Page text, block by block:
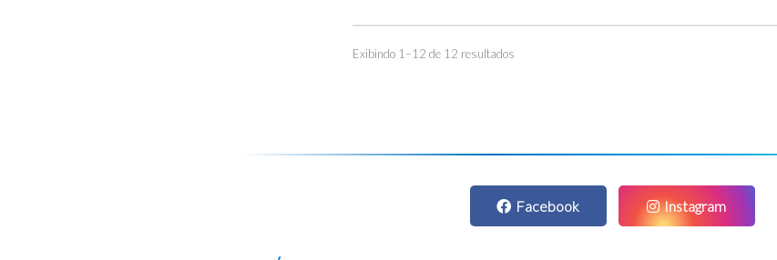
Exibindo 1–12 de 12 resultados
Facebook Instagram